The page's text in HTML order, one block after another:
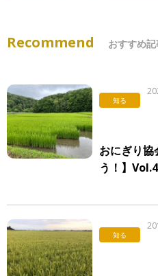
Recommend おすすめ
知る
おにぎり協
う！】
知る